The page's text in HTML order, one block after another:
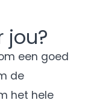
jou?
een goed
de
het hele